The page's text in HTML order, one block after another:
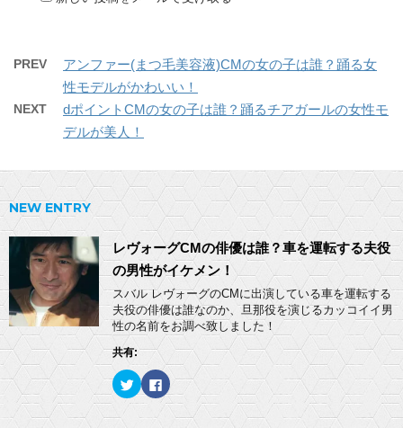
PREV
アンファー(まつ毛美容液)CMの女の子は誰？踊る女
性モデルがかわいい！
NEXT
dポイントCMの女の子は誰？踊るチアガールの女性モ
デルが美人！
NEW ENTRY
レヴォーグCMの俳優は誰？車を運転する夫役
の男性がイケメン！
スバル レヴォーグのCMに出演している車を運転する
夫役の俳優は誰なのか、旦那役を演じるカッコイイ男
性の名前をお調べ致しました！
共有:
ク
リ
ッ
F
a
c